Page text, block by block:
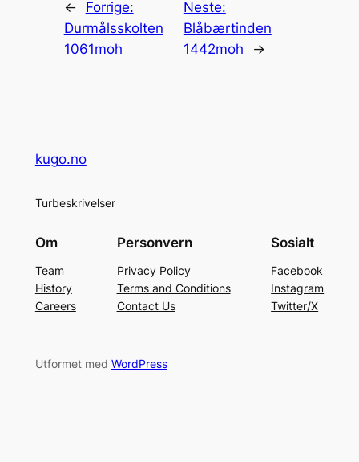
←
Forrige:
Durmålsskolten
1061moh
Neste:
Blåbærtinden
1442moh
→
kugo.no
Turbeskrivelser
Om
Team
History
Careers
Personvern
Privacy Policy
Terms and Conditions
Contact Us
Sosialt
Facebook
Instagram
Twitter/X
Utformet med WordPress